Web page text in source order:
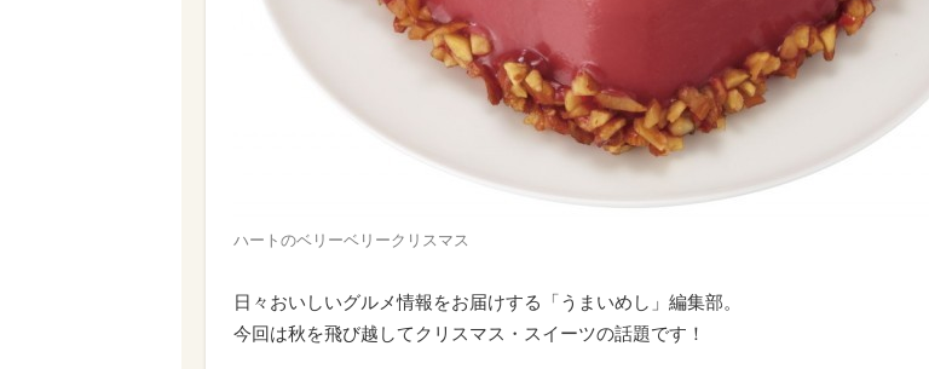
ハートのベリーベリークリスマス
日々おいしいグルメ情報をお届けする「うまいめし」編集部。
今回は秋を飛び越してクリスマス・スイーツの話題です！